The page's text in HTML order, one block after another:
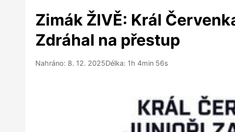
Zimák ŽIVĚ: Král
Zdráhal na přestup
Nahráno: 8. 12. 2025Délka: 1h 4min 56s